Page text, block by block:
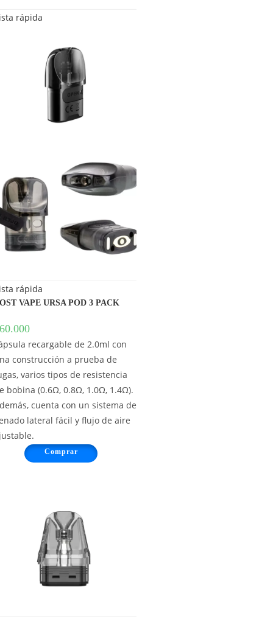
rápida
rápida
VAPE URSA POD 3 PACK
60.000
recargable de 2.0ml con
construcción a prueba de
varios tipos de resistencia
bobina (0.6Ω, 0.8Ω, 1.0Ω, 1.4Ω).
cuenta con un sistema de
lateral fácil y flujo de aire
Comprar